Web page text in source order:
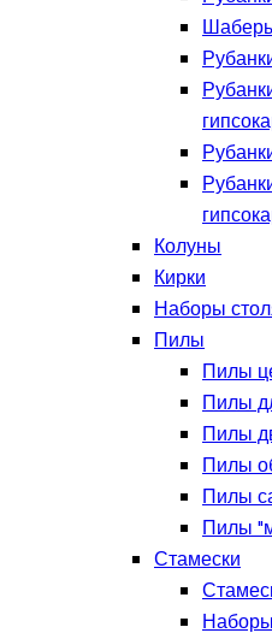
Колуны
Кирки
Наборы
Пилы
Пилы
Пилы
Пилы
Пилы
Пилы
Пилы
Стамески